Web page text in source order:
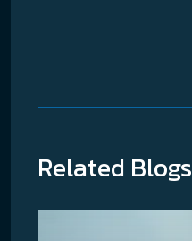
Related Blogs